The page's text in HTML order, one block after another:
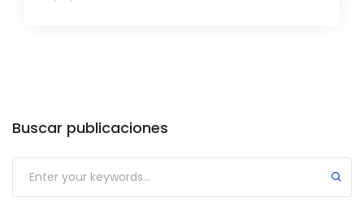
Buscar publicaciones